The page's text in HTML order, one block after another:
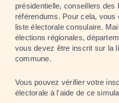
présidentielle, conseillers des
référendums. Pour cela,
liste électorale consulaire.
élections régionales,
vous devez être inscrit sur la
commune.
Vous pouvez vérifier votre
électorale à l'aide de ce